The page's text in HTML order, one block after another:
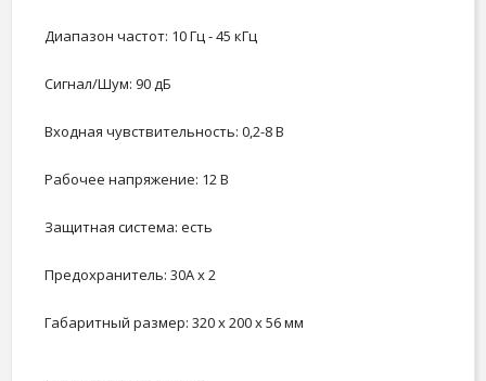
Диапазон частот: 10 Гц - 45 кГц
Сигнал/Шум: 90 дБ
Входная чувствительность: 0,2-8 В
Рабочее напряжение: 12 В
Защитная система: есть
Предохранитель: 30А х 2
Габаритный размер: 320 х 200 х 56 мм